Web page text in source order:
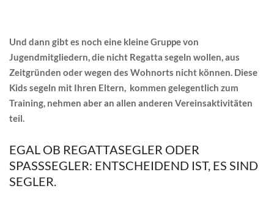
Und dann gibt es noch eine kleine Gruppe von
Jugendmitgliedern, die nicht Regatta segeln wollen, aus
Zeitgründen oder wegen des Wohnorts nicht können. Diese
Kids segeln mit Ihren Eltern, kommen gelegentlich zum
Training, nehmen aber an allen anderen Vereinsaktivitäten
teil.
EGAL OB REGATTASEGLER ODER
SPASSSEGLER: ENTSCHEIDEND IST, ES SIND S
EGLER.